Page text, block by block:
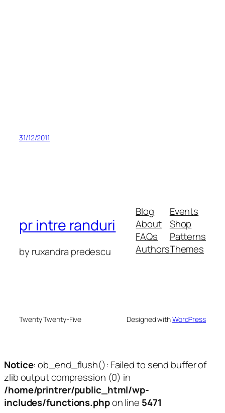
31/12/2011
pr intre randuri
by ruxandra predescu
Blog
About
FAQs
Authors
Events
Shop
Patterns
Themes
Twenty Twenty-Five Designed withWordPress
Notice: ob_end_flush(): Failed to send buffer of
zlib output compression (0) in
/home/printrer/public_html/wp-
includes/functions.phpon line 5471